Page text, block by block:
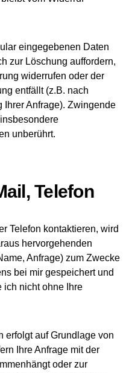
eingegebenen Daten
zur Löschung auffordern,
widerrufen oder der
entfällt (z.B. nach
Anfrage). Zwingende
unberührt.
Telefon
Telefon kontaktieren, wird
hervorgehenden
Anfrage) zum Zwecke
bei mir gespeichert und
ich nicht ohne Ihre
erfolgt auf Grundlage von
Ihre Anfrage mit der
oder zur